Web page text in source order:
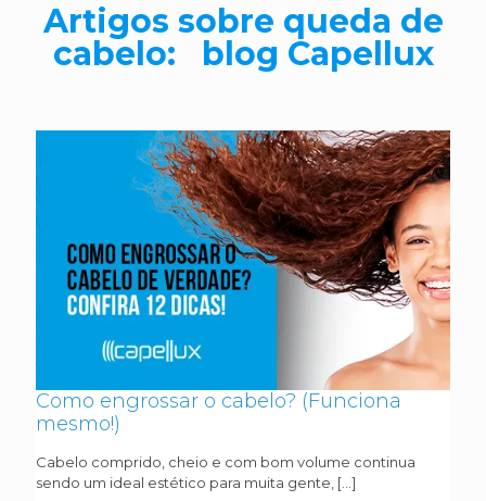
Artigos sobre queda de
cabelo: blog Capellux
Como engrossar o cabelo? (Funciona
mesmo!)
Cabelo comprido, cheio e com bom volume continua
sendo um ideal estético para muita gente, […]